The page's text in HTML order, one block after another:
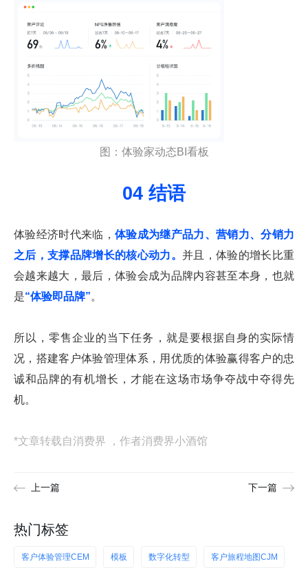
图：体验家动态BI看板
04 结语
体验经济时代来临， 体验成为继产品力、营销力、分销力
之后，支撑品牌增长的核心动力。 并且，体验的增长比重
会越来越大，最后，体验会成为品牌内容甚至本身，也就
是“体验即品牌”。
所以，零售企业的当下任务，就是要根据自身的实际情
况，搭建客户体验管理体系，用优质的体验赢得客户的忠
诚和品牌的有机增长，才能在这场市场争夺战中夺得先
机。
*文章转载自消费界 ，作者消费界小酒馆
上一篇 下一篇
热门标签
客户体验管理CEM 模板 数字化转型 客户旅程地图CJM